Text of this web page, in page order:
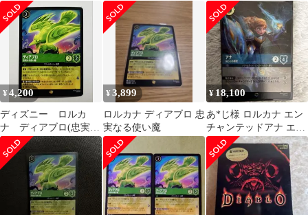
ジェンダリー
なる使い魔 レジェン
ダリー 逆襲のアース
ラ
¥4,200
ディズニー ロルカ
ナ ディアブロ(忠実な
る使い魔) レジェンダ
リー
¥3,899
ロルカナ ディアブロ 忠
実なる使い魔
¥ 18,100
あ*じ様 ロルカナ エン
チャンテッドアナ エピ
ック×1 レジェンダリー
×11